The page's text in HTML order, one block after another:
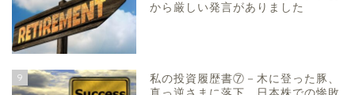
から厳しい発言がありました
9
私の投資履歴書⑦－木に登った豚、